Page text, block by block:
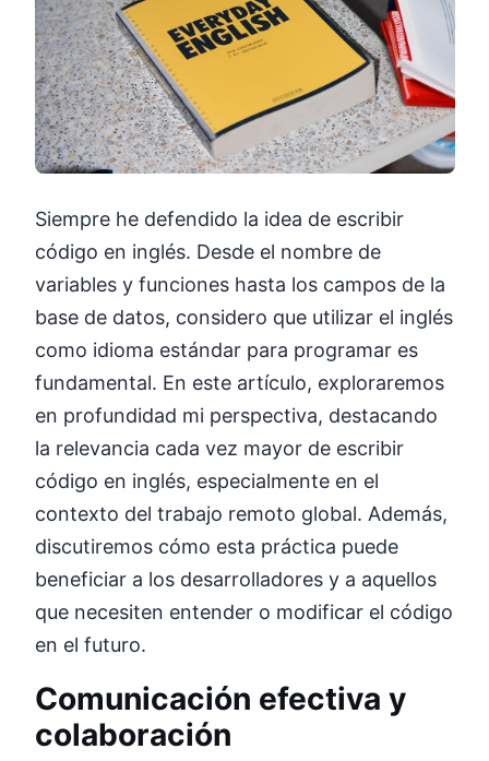
Siempre he defendido la idea de escribir
código en inglés. Desde el nombre de
variables y funciones hasta los campos de la
base de datos, considero que utilizar el inglés
como idioma estándar para programar es
fundamental. En este artículo, exploraremos
en profundidad mi perspectiva, destacando
la relevancia cada vez mayor de escribir
código en inglés, especialmente en el
contexto del trabajo remoto global. Además,
discutiremos cómo esta práctica puede
beneficiar a los desarrolladores y a aquellos
que necesiten entender o modificar el código
en el futuro.
Comunicación efectiva y
colaboración